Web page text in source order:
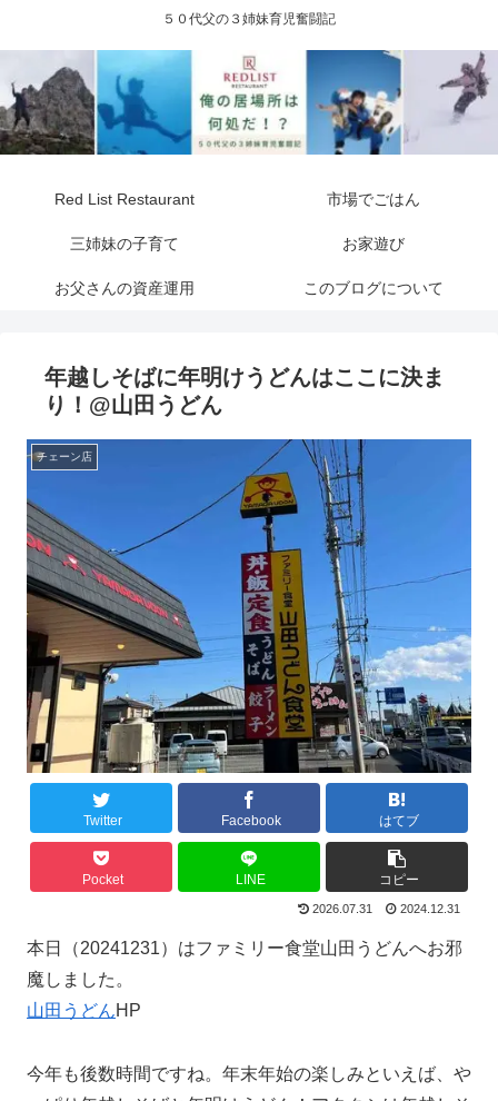
５０代父の３姉妹育児奮闘記
Red List Restaurant 市場でごはん
三姉妹の子育て お家遊び
お父さんの資産運用 このブログについて
年越しそばに年明けうどんはここに決ま
り！@山田うどん
チェーン店
Twitter Facebook はてブ
Pocket LINE コピー
2026.07.31 2024.12.31
本日（20241231）はファミリー食堂山田うどんへお邪
魔しました。
山田うどんHP
今年も後数時間ですね。年末年始の楽しみといえば、や